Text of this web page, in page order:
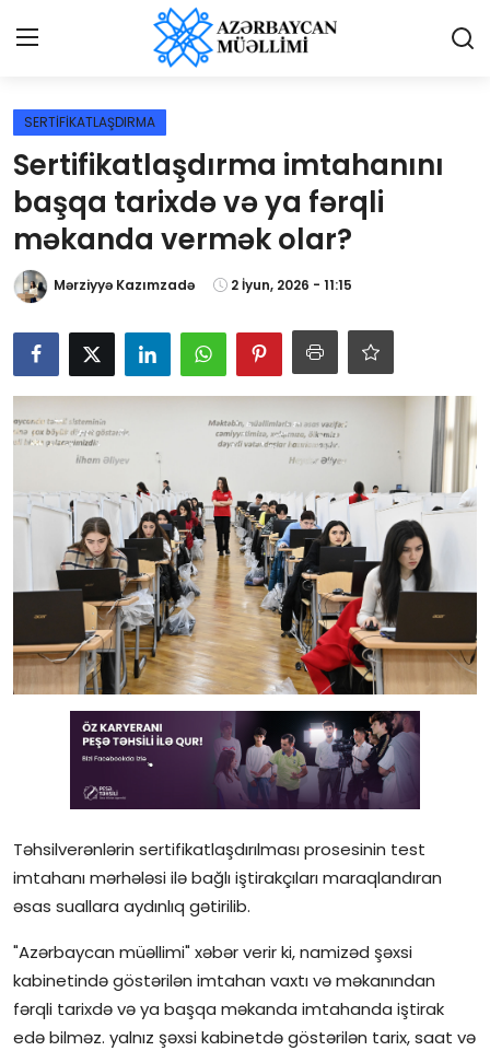
Giriş
Qəzetə elan ver
Əlaqə
Haqqımızda
Reklam və elan
Biz kimik?
Bütün xəbərlər
Gündəlik
Rəsmi
Təhsil
Müsahibə
Elm və innovasiya
Reportaj
Pedaqogika
Regionlar
Qəzetin PDF arxivi
İctimai şura
SERTİFİKATLAŞDIRMA
Sertifikatlaşdırma imtahanını
başqa tarixdə və ya fərqli
məkanda vermək olar?
Mərziyyə Kazımzadə 2 İyun, 2026 - 11:15
Təhsilverənlərin sertifikatlaşdırılması prosesinin test
imtahanı mərhələsi ilə bağlı iştirakçıları maraqlandıran
əsas suallara aydınlıq gətirilib.
"Azərbaycan müəllimi" xəbər verir ki, namizəd şəxsi
kabinetində göstərilən imtahan vaxtı və məkanından
fərqli tarixdə və ya başqa məkanda imtahanda iştirak
edə bilməz. yalnız şəxsi kabinetdə göstərilən tarix, saat və